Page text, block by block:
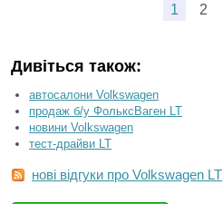
1 2
Дивіться також:
автосалони Volkswagen
продаж б/у ФольксВаген LT
новини Volkswagen
тест-драйви LT
нові відгуки про Volkswagen LT